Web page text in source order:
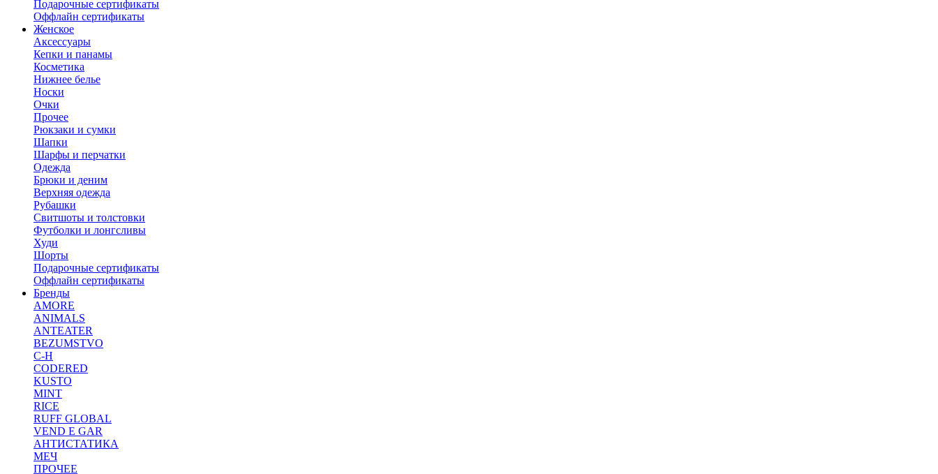
Подарочные сертификаты
Оффлайн сертификаты
Женское
Аксессуары
Кепки и панамы
Косметика
Нижнее белье
Носки
Очки
Прочее
Рюкзаки и сумки
Шапки
Шарфы и перчатки
Одежда
Брюки и деним
Верхняя одежда
Рубашки
Свитшоты и толстовки
Футболки и лонгсливы
Худи
Шорты
Подарочные сертификаты
Оффлайн сертификаты
Бренды
AMORE
ANIMALS
ANTEATER
BEZUMSTVO
C-H
CODERED
KUSTO
MINT
RICE
RUFF GLOBAL
VEND E GAR
АНТИСТАТИКА
МЕЧ
ПРОЧЕЕ